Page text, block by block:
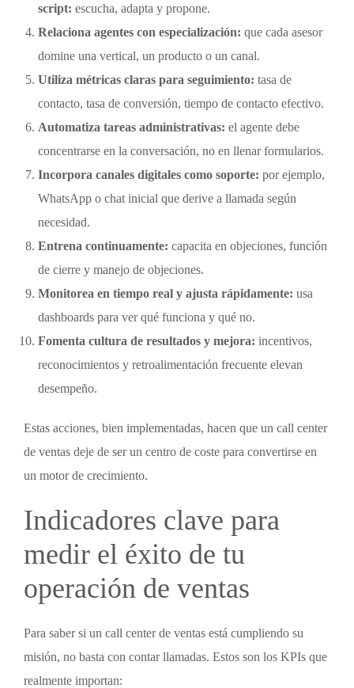
script: escucha, adapta y propone.
Relaciona agentes con especialización: que cada asesor
domine una vertical, un producto o un canal.
Utiliza métricas claras para seguimiento: tasa de
contacto, tasa de conversión, tiempo de contacto efectivo.
Automatiza tareas administrativas: el agente debe
concentrarse en la conversación, no en llenar formularios.
Incorpora canales digitales como soporte: por ejemplo,
WhatsApp o chat inicial que derive a llamada según
necesidad.
Entrena continuamente: capacita en objeciones, función
de cierre y manejo de objeciones.
Monitorea en tiempo real y ajusta rápidamente: usa
dashboards para ver qué funciona y qué no.
Fomenta cultura de resultados y mejora: incentivos,
reconocimientos y retroalimentación frecuente elevan
desempeño.
Estas acciones, bien implementadas, hacen que un call center
de ventas deje de ser un centro de coste para convertirse en
un motor de crecimiento.
Indicadores clave para
medir el éxito de tu
operación de ventas
Para saber si un call center de ventas está cumpliendo su
misión, no basta con contar llamadas. Estos son los KPIs que
realmente importan: